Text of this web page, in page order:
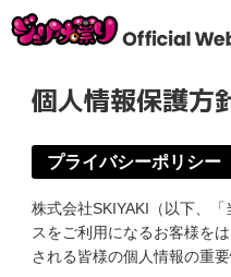
個人情報保護方
プライバシーポリシー
株式会社SKIYAKI（以下、
スをご利用になるお客様を
される皆様の個人情報の重